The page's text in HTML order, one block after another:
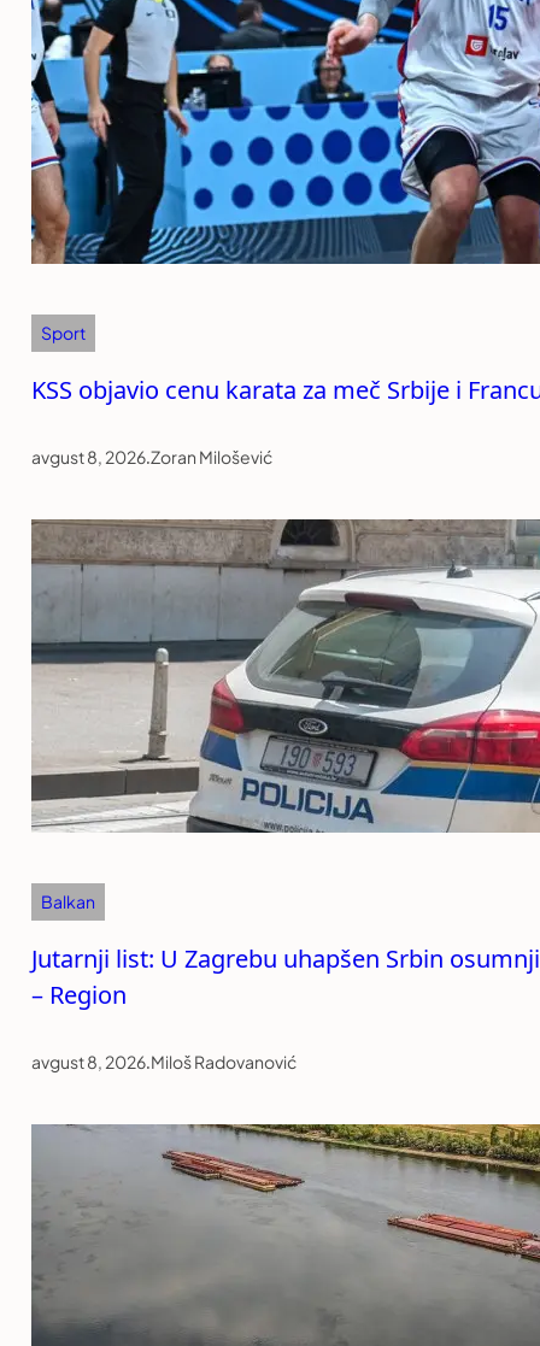
Sport
KSS objavio cenu karata za meč Srbije i
avgust 8, 2026.Zoran Milošević
Balkan
Jutarnji list: U Zagrebu uhapšen Srbin
– Region
avgust 8, 2026.Miloš Radovanović